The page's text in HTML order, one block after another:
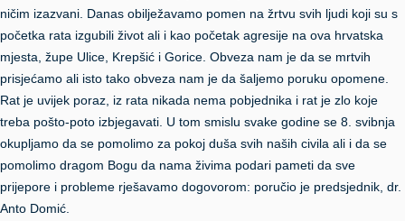
ničim izazvani. Danas obilježavamo pomen na žrtvu svih ljudi koji su s
početka rata izgubili život ali i kao početak agresije na ova hrvatska
mjesta, župe Ulice, Krepšić i Gorice. Obveza nam je da se mrtvih
prisjećamo ali isto tako obveza nam je da šaljemo poruku opomene.
Rat je uvijek poraz, iz rata nikada nema pobjednika i rat je zlo koje
treba pošto-poto izbjegavati. U tom smislu svake godine se 8. svibnja
okupljamo da se pomolimo za pokoj duša svih naših civila ali i da se
pomolimo dragom Bogu da nama živima podari pameti da sve
prijepore i probleme rješavamo dogovorom: poručio je predsjednik, dr.
Anto Domić.